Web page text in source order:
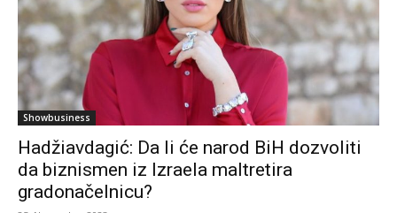
Showbusiness
Hadžiavdagić: Da li će narod BiH dozvoliti
da biznismen iz Izraela maltretira
gradonačelnicu?